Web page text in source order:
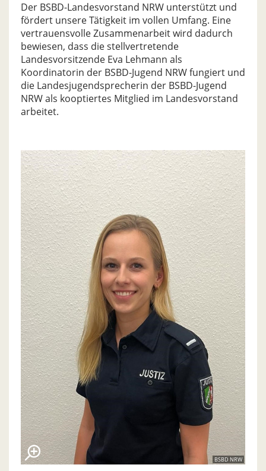
Der BSBD-Landesvorstand NRW unterstützt und
fördert unsere Tätigkeit im vollen Umfang. Eine
vertrauensvolle Zusammenarbeit wird dadurch
bewiesen, dass die stellvertretende
Landesvorsitzende Eva Lehmann als
Koordinatorin der BSBD-Jugend NRW fungiert und
die Landesjugendsprecherin der BSBD-Jugend
NRW als kooptiertes Mitglied im Landesvorstand
arbeitet.
BSBD NRW